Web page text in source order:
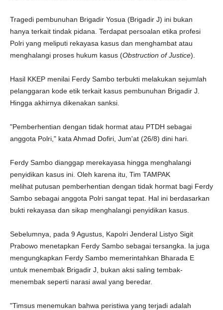
Tragedi pembunuhan Brigadir Yosua (Brigadir J) ini bukan
hanya terkait tindak pidana. Terdapat persoalan etika profesi
Polri yang meliputi rekayasa kasus dan menghambat atau
menghalangi proses hukum kasus (Obstruction of Justice).
Hasil KKEP menilai Ferdy Sambo terbukti melakukan sejumlah
pelanggaran kode etik terkait kasus pembunuhan Brigadir J.
Hingga akhirnya dikenakan sanksi.
"Pemberhentian dengan tidak hormat atau PTDH sebagai
anggota Polri," kata Ahmad Dofiri, Jum'at (26/8) dini hari.
Ferdy Sambo dianggap merekayasa hingga menghalangi
penyidikan kasus ini. Oleh karena itu, Tim TAMPAK
melihat putusan pemberhentian dengan tidak hormat bagi Ferdy
Sambo sebagai anggota Polri sangat tepat. Hal ini berdasarkan
bukti rekayasa dan sikap menghalangi penyidikan kasus.
Sebelumnya, pada 9 Agustus, Kapolri Jenderal Listyo Sigit
Prabowo menetapkan Ferdy Sambo sebagai tersangka. Ia juga
mengungkapkan Ferdy Sambo memerintahkan Bharada E
untuk menembak Brigadir J, bukan aksi saling tembak-
menembak seperti narasi awal yang beredar.
"Timsus menemukan bahwa peristiwa yang terjadi adalah